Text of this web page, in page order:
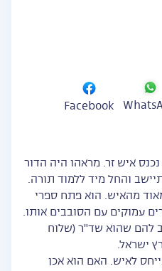
Facebook
איש זר. מראהו היה הדור
והחל מיד ללמוד תורה.
מהאיש. הוא פתח ספרי
עמוקים עם הסובבים אותו.
להם שהוא שד"ר (שלוח
ישראל.
לאיש. האם הוא אכן